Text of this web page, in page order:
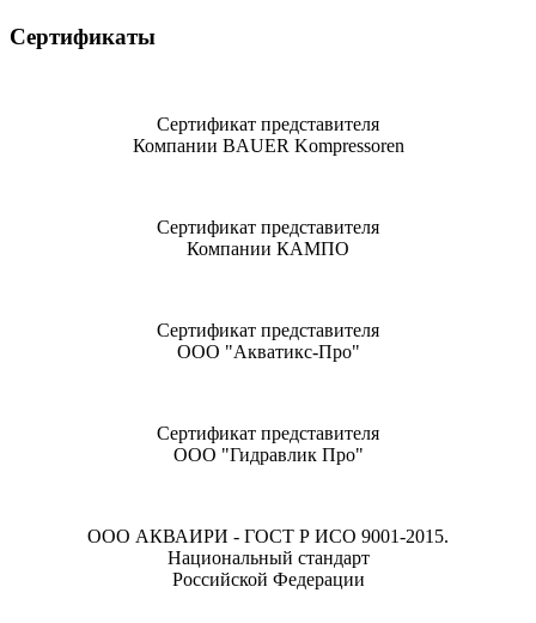
Сертификаты
Сертификат представителя
Компании BAUER Kompressoren
Сертификат представителя
Компании КАМПО
Сертификат представителя
ООО "Акватикс-Про"
Сертификат представителя
ООО "Гидравлик Про"
ООО АКВАИРИ - ГОСТ Р ИСО 9001-2015.
Национальный стандарт
Российской Федерации